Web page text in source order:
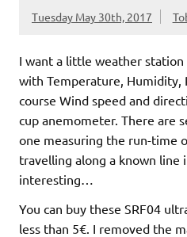
Tuesday May 30th, 2017
I want a little weather
with Temperature, Humidity,
course Wind speed and
cup anemometer. There are
one measuring the run-time
travelling along a known line
interesting…
You can buy these SRF04
less than 5€. I removed the